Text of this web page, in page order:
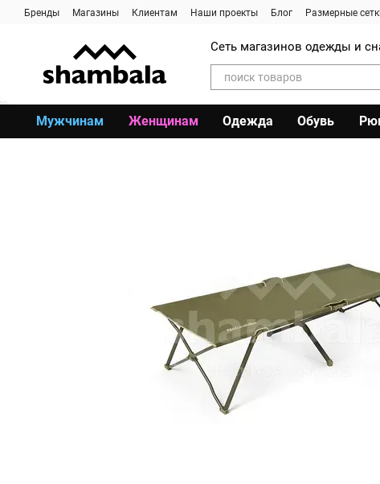
Перейти к основному контенту
Бренды Магазины Клиентам Наши проекты Блог Размерные
Сеть магазинов одежды и
Мужчинам Женщинам Одежда Обувь